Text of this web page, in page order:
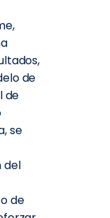
de
de
se
del
de